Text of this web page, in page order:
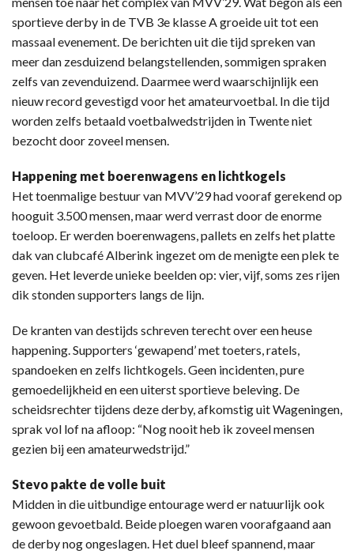
sportieve derby in de TVB 3e klasse A groeide uit tot een
massaal evenement. De berichten uit die tijd spreken van
meer dan zesduizend belangstellenden, sommigen spraken
zelfs van zevenduizend. Daarmee werd waarschijnlijk een
nieuw record gevestigd voor het amateurvoetbal. In die tijd
worden zelfs betaald voetbalwedstrijden in Twente niet
bezocht door zoveel mensen.
Happening met boerenwagens en lichtkogels
Het toenmalige bestuur van MVV’29 had vooraf gerekend op
hooguit 3.500 mensen, maar werd verrast door de enorme
toeloop. Er werden boerenwagens, pallets en zelfs het platte
dak van clubcafé Alberink ingezet om de menigte een plek te
geven. Het leverde unieke beelden op: vier, vijf, soms zes rijen
dik stonden supporters langs de lijn.
De kranten van destijds schreven terecht over een heuse
happening. Supporters ‘gewapend’ met toeters, ratels,
spandoeken en zelfs lichtkogels. Geen incidenten, pure
gemoedelijkheid en een uiterst sportieve beleving. De
scheidsrechter tijdens deze derby, afkomstig uit Wageningen,
sprak vol lof na afloop: “Nog nooit heb ik zoveel mensen
gezien bij een amateurwedstrijd.”
Stevo pakte de volle buit
Midden in die uitbundige entourage werd er natuurlijk ook
gewoon gevoetbald. Beide ploegen waren voorafgaand aan
de derby nog ongeslagen. Het duel bleef spannend, maar